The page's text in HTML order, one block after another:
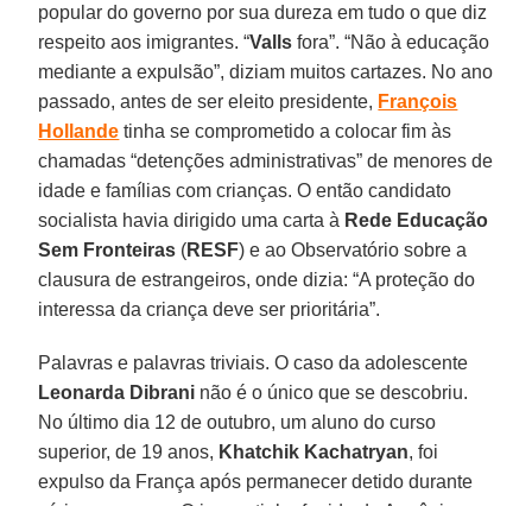
popular do governo por sua dureza em tudo o que diz
respeito aos imigrantes. “Valls fora”. “Não à educação
mediante a expulsão”, diziam muitos cartazes. No ano
passado, antes de ser eleito presidente, François
Hollande tinha se comprometido a colocar fim às
chamadas “detenções administrativas” de menores de
idade e famílias com crianças. O então candidato
socialista havia dirigido uma carta à Rede Educação
Sem Fronteiras (RESF) e ao Observatório sobre a
clausura de estrangeiros, onde dizia: “A proteção do
interessa da criança deve ser prioritária”.
Palavras e palavras triviais. O caso da adolescente
Leonarda Dibrani não é o único que se descobriu.
No último dia 12 de outubro, um aluno do curso
superior, de 19 anos, Khatchik Kachatryan, foi
expulso da França após permanecer detido durante